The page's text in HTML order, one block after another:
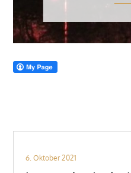
Posted
6. Oktober 2021